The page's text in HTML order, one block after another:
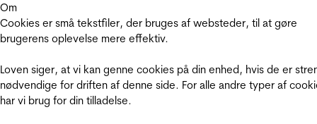
Om
Cookies er små tekstfiler, der bruges af websteder, til at gøre
brugerens oplevelse mere effektiv.
Loven siger, at vi kan genne cookies på din enhed, hvis de er
nødvendige for driften af denne side. For alle andre typer af
har vi brug for din tilladelse.